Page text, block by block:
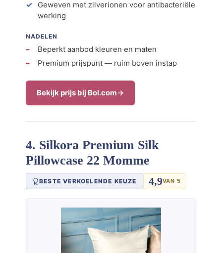
Geweven met zilverionen voor antibacteriële
werking
NADELEN
Beperkt aanbod kleuren en maten
Premium prijspunt — ruim boven instap
Bekijk prijs bij Bol.com
4. Silkora Premium Silk
Pillowcase 22 Momme
BESTE VERKOELENDE KEUZE 4,9VAN 5